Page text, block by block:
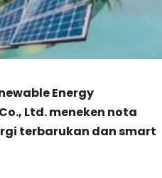
Energy
Ltd. meneken nota
terbarukan dan smart